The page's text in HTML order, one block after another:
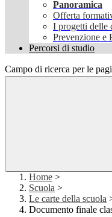
Panoramica
Offerta
I progetti delle
Prevenzione e
Percorsi di studio
Campo di ricerca per le
Home >
Scuola >
Le carte della scuola
Documento finale